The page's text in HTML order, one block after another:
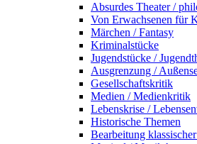
Absurdes Theater /
Von Erwachsenen für
Märchen / Fantasy
Kriminalstücke
Jugendstücke /
Ausgrenzung /
Gesellschaftskritik
Medien / Medienkritik
Lebenskrise /
Historische Themen
Bearbeitung